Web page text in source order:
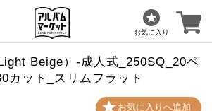
お気に入り
Beige）-成人式_250SQ_20ペ
カット_スリムフラット